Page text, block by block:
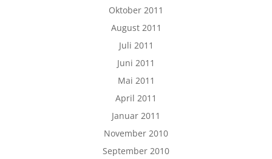
Oktober 2011
August 2011
Juli 2011
Juni 2011
Mai 2011
April 2011
Januar 2011
November 2010
September 2010